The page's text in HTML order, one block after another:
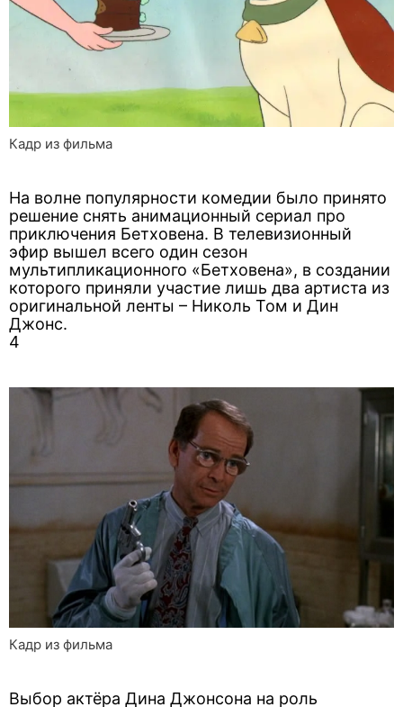
Кадр из фильма
На волне популярности комедии было принято
решение снять анимационный сериал про
приключения Бетховена. В телевизионный
эфир вышел всего один сезон
мультипликационного «Бетховена», в создании
которого приняли участие лишь два артиста из
оригинальной ленты – Николь Том и Дин
Джонс.
4
Кадр из фильма
Выбор актёра Дина Джонсона на роль